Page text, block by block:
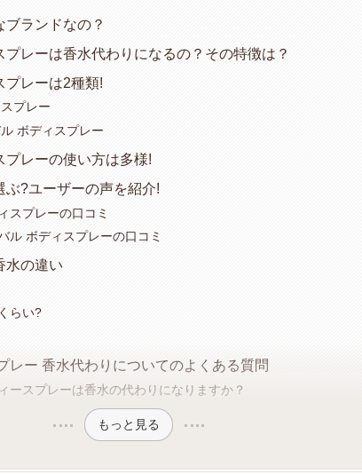
ブランドなの？
プレーは香水代わりになるの？その特徴は？
プレーは2種類!
プレー
ボディスプレー
プレーの使い方は多様!
ぶ?ユーザーの声を紹介!
スプレーの口コミ
ル ボディスプレーの口コミ
水の違い
らい?
レー 香水代わりについてのよくある質問
ースプレーは香水の代わりになりますか？
もっと見る